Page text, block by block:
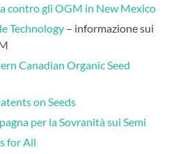
contro gli OGM in New Mexico
Technology – informazione sui
Canadian Organic Seed
on Seeds
per la Sovranità sui Semi
for All